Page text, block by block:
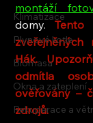
Klimatizace
Plynové kotle
Biomasa
Okna a zateplení
Rekuperace a
montáží
domy. Tento
zveřejněných
Hák.
odmítla
ověřovány –
zdrojů.